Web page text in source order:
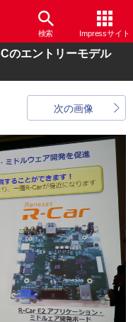
検索 Impressサイト
のエントリーモデル
次の画像